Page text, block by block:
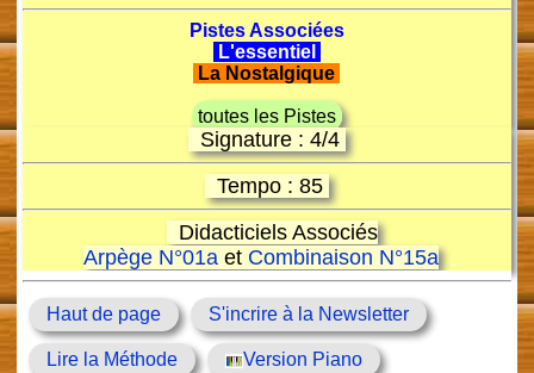
Pistes Associées
L'essentiel
La Nostalgique
toutes les Pistes
Signature : 4/4
Tempo : 85
Didacticiels Associés
Arpège N°01aet Combinaison N°15a
Haut de page S'incrire à la Newsletter
Lire la Méthode Version Piano